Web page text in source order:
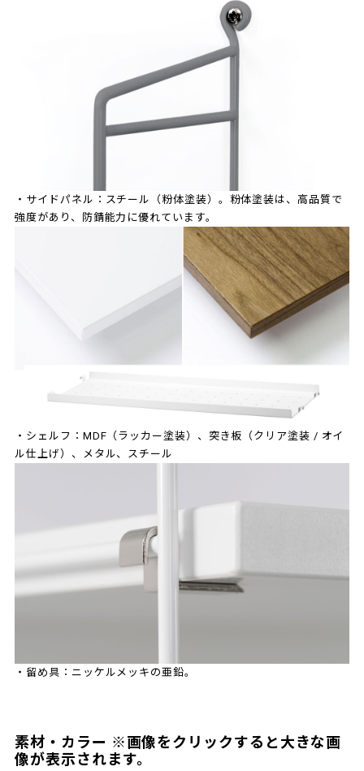
・サイドパネル：スチール（粉体塗装）。粉体塗装は、高品質で
強度があり、防錆能力に優れています。
・シェルフ：MDF（ラッカー塗装）、突き板（クリア塗装 / オイ
ル仕上げ）、メタル、スチール
・留め具：ニッケルメッキの亜鉛。
素材・カラー ※画像をクリックすると大きな画
像が表示されます。